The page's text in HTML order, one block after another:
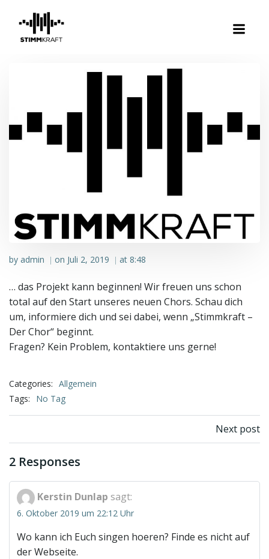
by admin | on Juli 2, 2019 | at 8:48
… das Projekt kann beginnen! Wir freuen uns schon
total auf den Start unseres neuen Chors. Schau dich
um, informiere dich und sei dabei, wenn „Stimmkraft –
Der Chor“ beginnt.
Fragen? Kein Problem, kontaktiere uns gerne!
Categories: Allgemein
Tags:
No Tag
Next post
2 Responses
Kerstin Dunlap sagt:
6. Oktober 2019 um 22:12 Uhr
Wo kann ich Euch singen hoeren? Finde es nicht auf
der Webseite.